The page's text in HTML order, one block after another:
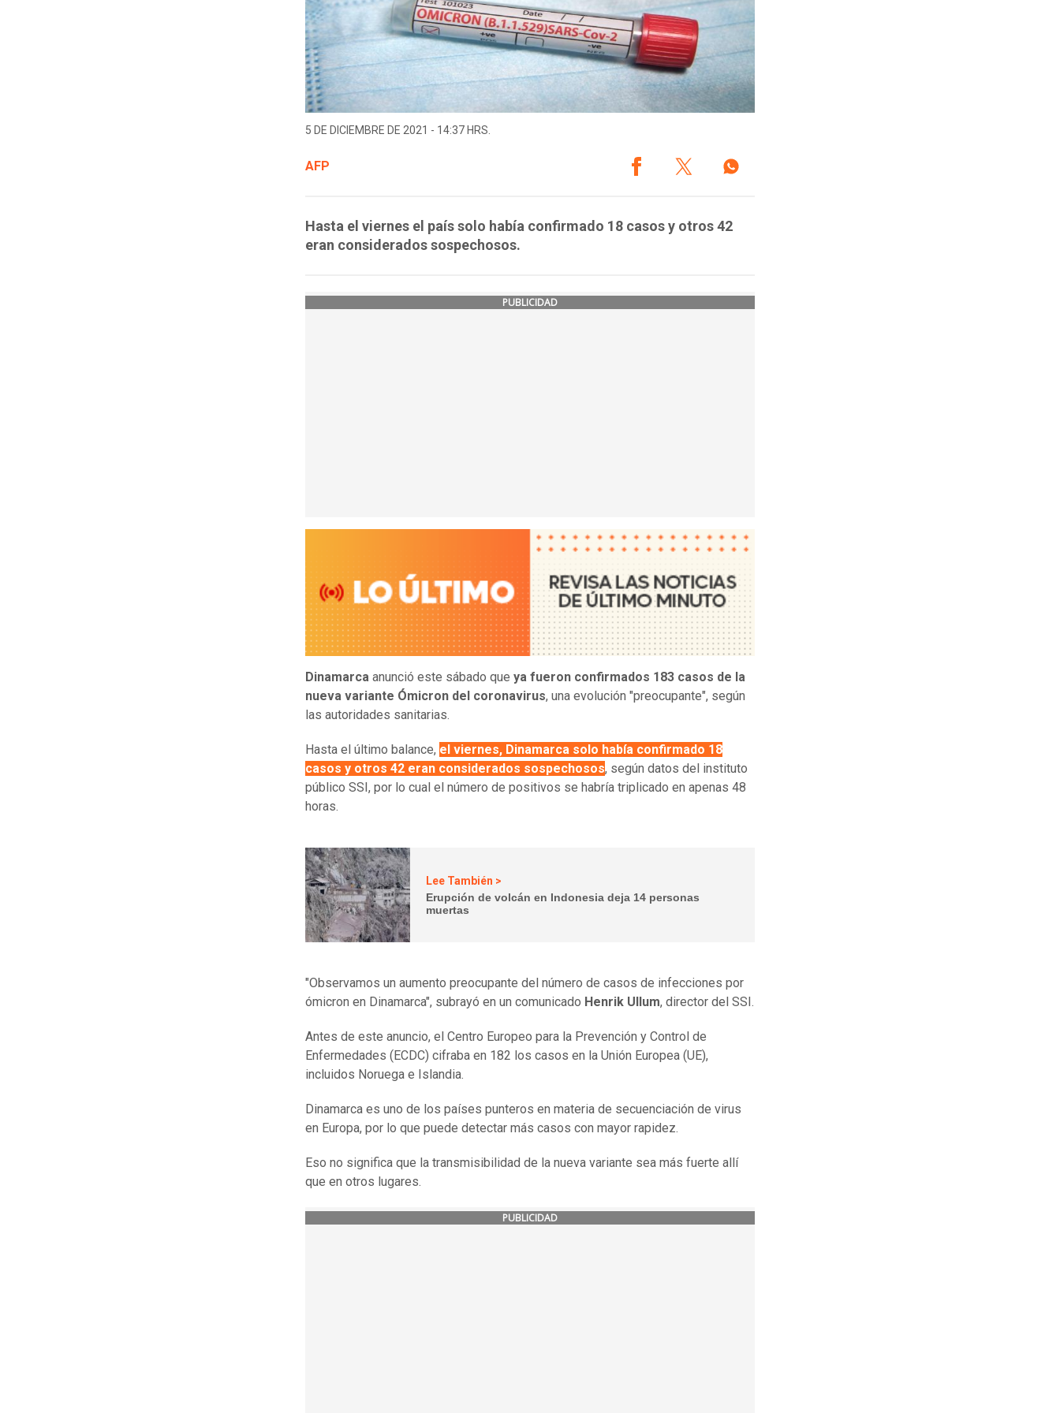
5 DE DICIEMBRE DE 2021 - 14:37 HRS.
AFP
Hasta el viernes el país solo había confirmado 18 casos y otros 42
eran considerados sospechosos.
PUBLICIDAD
Dinamarca anunció este sábado que ya fueron confirmados 183 casos de la
nueva variante Ómicron del coronavirus, una evolución "preocupante", según
las autoridades sanitarias.
Hasta el último balance, el viernes, Dinamarca solo había confirmado 18
casos y otros 42 eran considerados sospechosos, según datos del instituto
público SSI, por lo cual el número de positivos se habría triplicado en apenas 48
horas.
Lee También >
Erupción de volcán en Indonesia deja 14 personas
muertas
"Observamos un aumento preocupante del número de casos de infecciones por
ómicron en Dinamarca", subrayó en un comunicado Henrik Ullum, director del SSI.
Antes de este anuncio, el Centro Europeo para la Prevención y Control de
Enfermedades (ECDC) cifraba en 182 los casos en la Unión Europea (UE),
incluidos Noruega e Islandia.
Dinamarca es uno de los países punteros en materia de secuenciación de virus
en Europa, por lo que puede detectar más casos con mayor rapidez.
Eso no significa que la transmisibilidad de la nueva variante sea más fuerte allí
que en otros lugares.
PUBLICIDAD